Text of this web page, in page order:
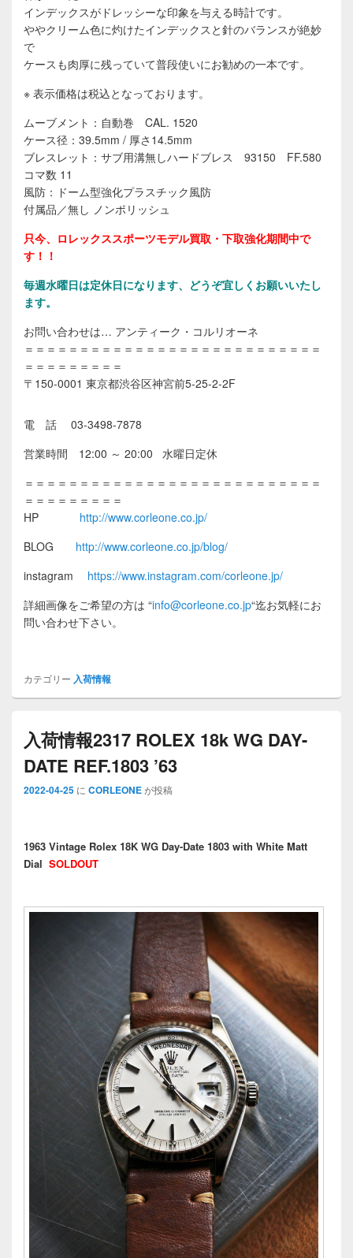
インデックスがドレッシーな印象を与える時計です。
ややクリーム色に灼けたインデックスと針のバランスが絶妙
で
ケースも肉厚に残っていて普段使いにお勧めの一本です。
※ 表示価格は税込となっております。
ムーブメント：自動巻 CAL. 1520
ケース径：39.5mm / 厚さ14.5mm
ブレスレット：サブ用溝無しハードブレス 93150 FF.580
コマ数 11
風防：ドーム型強化プラスチック風防
付属品／無し ノンポリッシュ
只今、ロレックススポーツモデル買取・下取強化期間中で
す！！
毎週水曜日は定休日になります、どうぞ宜しくお願いいたし
ます。
お問い合わせは… アンティーク・コルリオーネ
＝＝＝＝＝＝＝＝＝＝＝＝＝＝＝＝＝＝＝＝＝＝＝＝＝＝＝
＝＝＝＝＝＝＝＝＝
〒150-0001 東京都渋谷区神宮前5-25-2-2F
電 話 03-3498-7878
営業時間 12:00 ～ 20:00 水曜日定休
＝＝＝＝＝＝＝＝＝＝＝＝＝＝＝＝＝＝＝＝＝＝＝＝＝＝＝
＝＝＝＝＝＝＝＝＝
HP
http://www.corleone.co.jp/
BLOG http://www.corleone.co.jp/blog/
instagram https://www.instagram.com/corleone.jp/
詳細画像をご希望の方は “info@corleone.co.jp“迄お気軽にお
問い合わせ下さい。
カテゴリー 入荷情報
入荷情報2317 ROLEX 18k WG DAY-
DATE REF.1803 ’63
2022-04-25 に CORLEONEが投稿
1963 Vintage Rolex 18K WG Day-Date 1803 with White Matt
Dial SOLDOUT